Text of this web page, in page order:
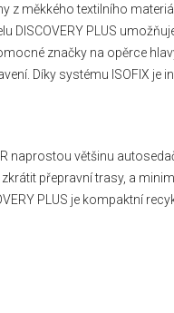
z měkkého textilního
PLUS
značky na opěrce
Díky systému ISOFIX je
naprostou většinu
přepravní trasy, a
PLUS je kompaktní